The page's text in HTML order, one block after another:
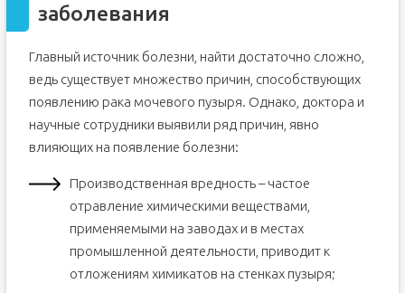
заболевания
Главный источник болезни, найти достаточно сложно,
ведь существует множество причин, способствующих
появлению рака мочевого пузыря. Однако, доктора и
научные сотрудники выявили ряд причин, явно
влияющих на появление болезни:
Производственная вредность – частое
отравление химическими веществами,
применяемыми на заводах и в местах
промышленной деятельности, приводит к
отложениям химикатов на стенках пузыря;